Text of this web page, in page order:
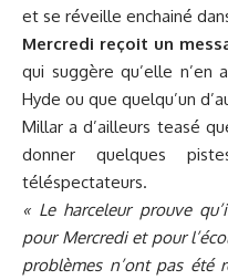
et se réveille enchainé
Mercredi reçoit un
qui suggère qu’elle
Hyde ou que quelqu’un
Millar a d’ailleurs teasé
donner quelques
téléspectateurs.
« Le harceleur prouve
pour Mercredi et pour
problèmes n’ont pas été